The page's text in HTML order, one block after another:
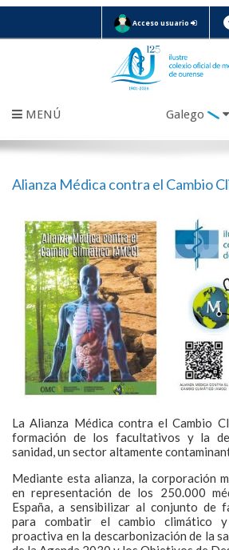
Acceso usuario
MENÚ Galego
Alianza Médica contra el Cambio
La Alianza Médica contra el Cambio
formación de los facultativos y la
sanidad, un sector altamente
Mediante esta alianza, la corporación
en representación de los 250.000
España, a sensibilizar al conjunto de
para combatir el cambio climático
proactiva en la descarbonización de la